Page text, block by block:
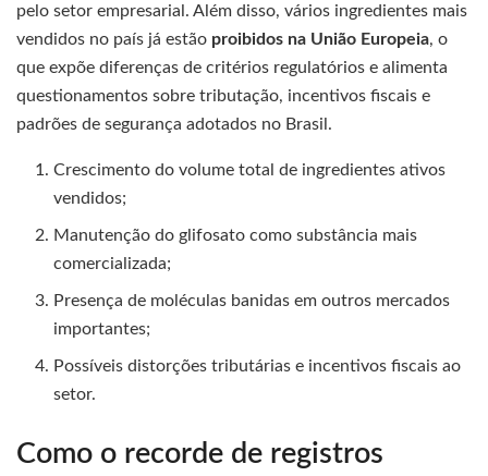
pelo setor empresarial. Além disso, vários ingredientes mais
vendidos no país já estão proibidos na União Europeia, o
que expõe diferenças de critérios regulatórios e alimenta
questionamentos sobre tributação, incentivos fiscais e
padrões de segurança adotados no Brasil.
Crescimento do volume total de ingredientes ativos
vendidos;
Manutenção do glifosato como substância mais
comercializada;
Presença de moléculas banidas em outros mercados
importantes;
Possíveis distorções tributárias e incentivos fiscais ao
setor.
Como o recorde de registros